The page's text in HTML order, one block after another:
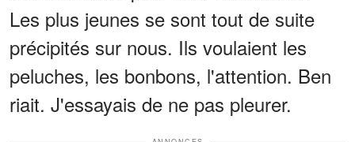
Les plus jeunes se sont tout de suite
précipités sur nous. Ils voulaient les
peluches, les bonbons, l'attention. Ben
riait. J'essayais de ne pas pleurer.